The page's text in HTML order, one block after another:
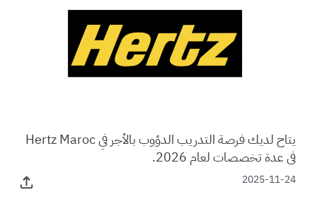
يتاح لديك فرصة التدريب الدؤوب بالأجر في Hertz Maroc
في عدة تخصصات لعام 2026.
2025-11-24